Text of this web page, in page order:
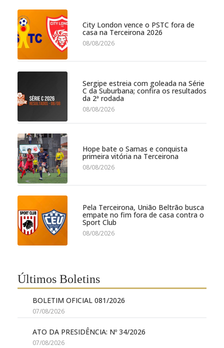
City London vence o PSTC fora de
casa na Terceirona 2026
08/08/2026
Sergipe estreia com goleada na Série
C da Suburbana; confira os resultados
da 2ª rodada
08/08/2026
Hope bate o Samas e conquista
primeira vitória na Terceirona
08/08/2026
Pela Terceirona, União Beltrão busca
empate no fim fora de casa contra o
Sport Club
08/08/2026
Últimos Boletins
BOLETIM OFICIAL 081/2026
07/08/2026
ATO DA PRESIDÊNCIA: Nº 34/2026
07/08/2026